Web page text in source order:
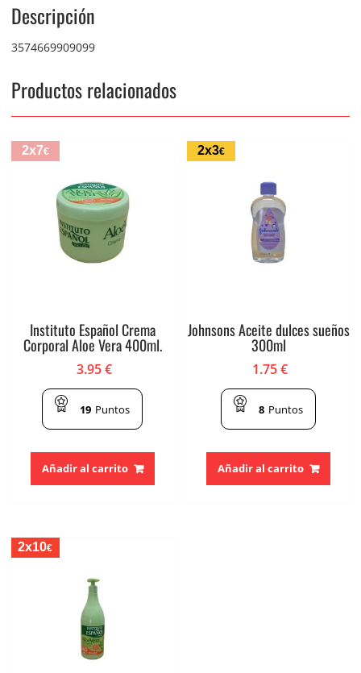
Descripción
3574669909099
Productos relacionados
2x7€
Instituto Español Crema
Corporal Aloe Vera 400ml.
3.95€
19 Puntos
Añadir al carrito
2x3€
Johnsons Aceite dulces sueños
300ml
1.75€
8 Puntos
Añadir al carrito
2x10€